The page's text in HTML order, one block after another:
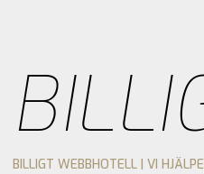
BILLIGT WEBBHOTELL | VI